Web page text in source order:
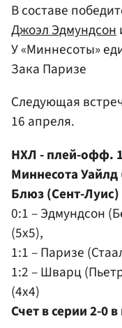
В составе
Джоэл Эдмундсон
У «Миннесоты»
Зака Паризе
Следующая
16 апреля.
НХЛ - плей-офф.
Миннесота
Блюз (Сент-
0:1 – Эдмундсон
(5x5),
1:1 – Паризе
1:2 – Шварц
(4x4)
Счет в серии 2-0